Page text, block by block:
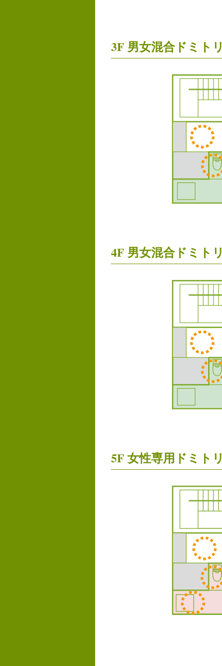
3F 男女混合ドミト
4F 男女混合ドミト
5F 女性専用ドミト